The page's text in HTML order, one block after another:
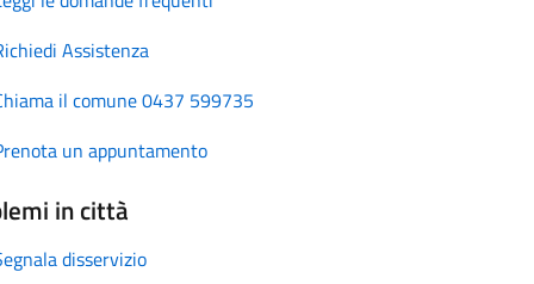
Assistenza
il comune 0437 599735
un appuntamento
in città
disservizio